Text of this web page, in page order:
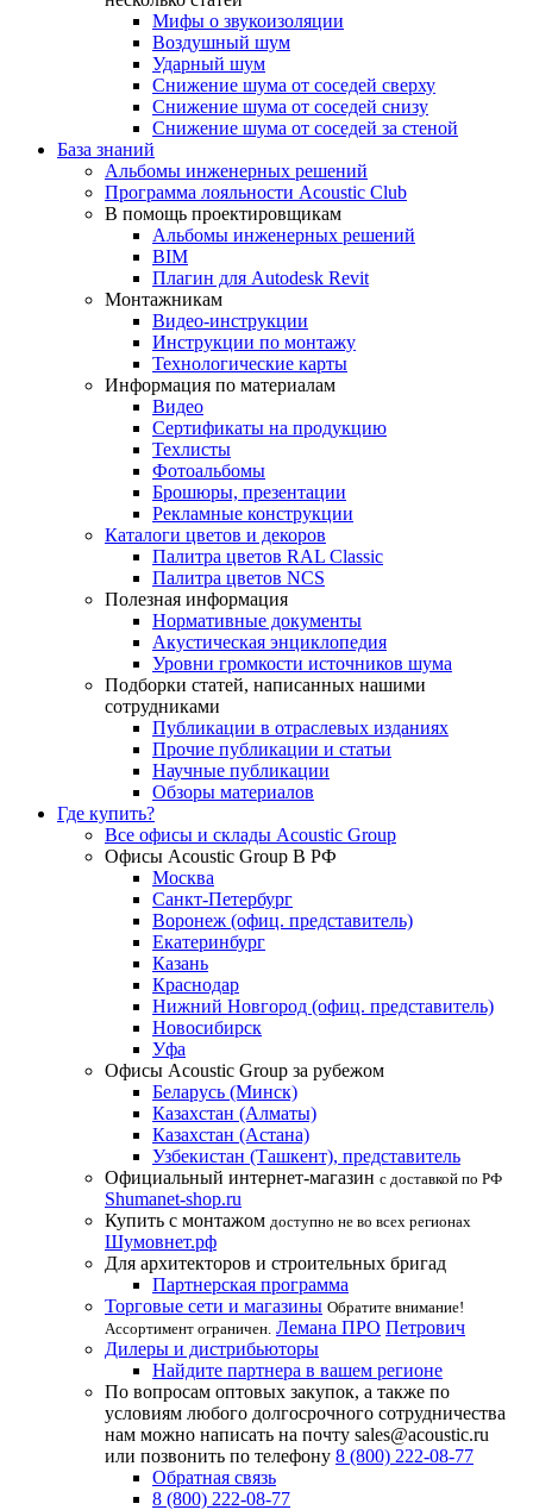
Мифы о звукоизоляции
Воздушный шум
Ударный шум
Снижение шума от соседей сверху
Снижение шума от соседей снизу
Снижение шума от соседей за стеной
База знаний
Альбомы инженерных решений
Программа лояльности Acoustic Club
В помощь проектировщикам
Альбомы инженерных решений
BIM
Плагин для Autodesk Revit
Монтажникам
Видео-инструкции
Инструкции по монтажу
Технологические карты
Информация по материалам
Видео
Сертификаты на продукцию
Техлисты
Фотоальбомы
Брошюры, презентации
Рекламные конструкции
Каталоги цветов и декоров
Палитра цветов RAL Сlassic
Палитра цветов NCS
Полезная информация
Нормативные документы
Акустическая энциклопедия
Уровни громкости источников шума
Подборки статей, написанных нашими
сотрудниками
Публикации в отраслевых изданиях
Прочие публикации и статьи
Научные публикации
Обзоры материалов
Где купить?
Все офисы и склады Acoustic Group
Офисы Acoustic Group В РФ
Москва
Санкт-Петербург
Воронеж (офиц. представитель)
Екатеринбург
Казань
Краснодар
Нижний Новгород (офиц. представитель)
Новосибирск
Уфа
Офисы Acoustic Group за рубежом
Беларусь (Минск)
Казахстан (Алматы)
Казахстан (Астана)
Узбекистан (Ташкент), представитель
Официальный интернет-магазин с доставкой по РФ
Shumanet-shop.ru
Купить с монтажом доступно не во всех регионах
Шумовнет.рф
Для архитекторов и строительных бригад
Партнерская программа
Торговые сети и магазины Обратите внимание!
Ассортимент ограничен. Лемана ПРО Петрович
Дилеры и дистрибьюторы
Найдите партнера в вашем регионе
По вопросам оптовых закупок, а также по
условиям любого долгосрочного сотрудничества
нам можно написать на почту sales@acoustic.ru
или позвонить по телефону 8 (800) 222-08-77
Обратная связь
8 (800) 222-08-77